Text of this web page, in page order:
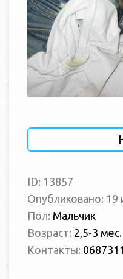
ID: 13857
Опубликовано: 19
Пол: Мальчик
Возраст: 2,5-3 мес.
Контакты: